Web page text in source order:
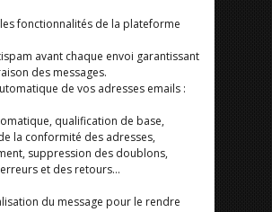
fonctionnalités de la plateforme
avant chaque envoi garantissant
des messages.
de vos adresses emails :
qualification de base,
la conformité des adresses,
suppression des doublons,
et des retours…
du message pour le rendre